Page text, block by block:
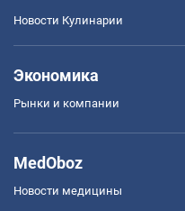
Новости Кулинарии
Экономика
Рынки и компании
MedOboz
Новости медицины